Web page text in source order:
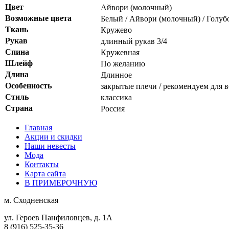
Цвет
Айвори (молочный)
Возможные цвета
Белый / Айвори (молочный) /
Ткань
Кружево
Рукав
длинный рукав 3/4
Спина
Кружевная
Шлейф
По желанию
Длина
Длинное
Особенность
закрытые плечи / рекомендуем для
Стиль
классика
Страна
Россия
Главная
Акции и скидки
Наши невесты
Мода
Контакты
Карта сайта
В ПРИМЕРОЧНУЮ
м. Сходненская
ул. Героев Панфиловцев, д. 1А
8 (916) 525-35-36